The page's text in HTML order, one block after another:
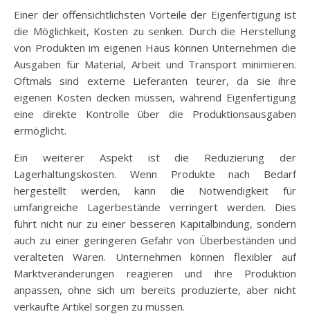
Einer der offensichtlichsten Vorteile der Eigenfertigung ist
die Möglichkeit, Kosten zu senken. Durch die Herstellung
von Produkten im eigenen Haus können Unternehmen die
Ausgaben für Material, Arbeit und Transport minimieren.
Oftmals sind externe Lieferanten teurer, da sie ihre
eigenen Kosten decken müssen, während Eigenfertigung
eine direkte Kontrolle über die Produktionsausgaben
ermöglicht.
Ein weiterer Aspekt ist die Reduzierung der
Lagerhaltungskosten. Wenn Produkte nach Bedarf
hergestellt werden, kann die Notwendigkeit für
umfangreiche Lagerbestände verringert werden. Dies
führt nicht nur zu einer besseren Kapitalbindung, sondern
auch zu einer geringeren Gefahr von Überbeständen und
veralteten Waren. Unternehmen können flexibler auf
Marktveränderungen reagieren und ihre Produktion
anpassen, ohne sich um bereits produzierte, aber nicht
verkaufte Artikel sorgen zu müssen.